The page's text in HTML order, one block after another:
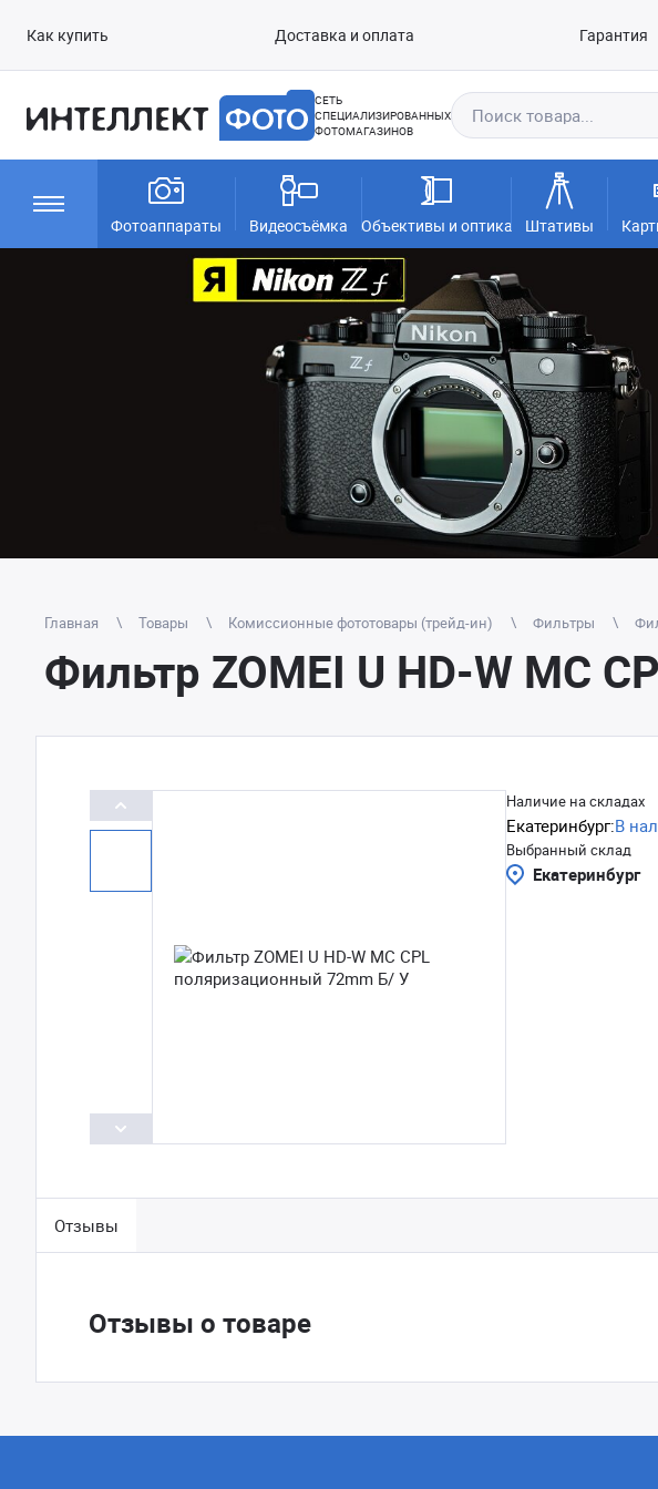
Как купить Доставка и оплата Гарантия
СЕТЬ
СПЕЦИАЛИЗИРОВАННЫХ
ФОТОМАГАЗИНОВ
Фотоаппараты Видеосъёмка Объективы и оптика Штативы
Главная Товары Комиссионные фототовары (трейд-ин) Фильтры
Фильтр ZOMEI U HD-W MC
Наличие на складах
Екатеринбург:В
Выбранный склад
Екатеринбург
Отзывы
Отзывы о товаре